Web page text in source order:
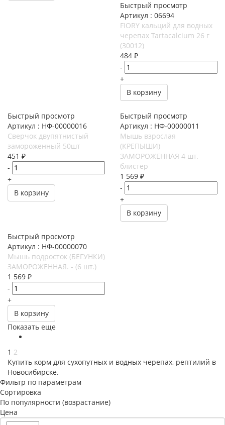
Быстрый просмотр
Артикул : 06694
FIORY кальций для водных
черепах Tartacalcium 26 г
(30012)
484 ₽
-
+
В корзину
Быстрый просмотр
Артикул : НФ-00000016
Сверчок двупятнистый
замороженный 50шт
451 ₽
-
+
В корзину
Быстрый просмотр
Артикул : НФ-00000011
Мышь взрослая
(КРЕПЫШИ)
ЗАМОРОЖЕННАЯ 4 шт.
блистер
1 569 ₽
-
+
В корзину
Быстрый просмотр
Артикул : НФ-00000070
Мышь подросток (БЕГУНКИ)
ЗАМОРОЖЕННАЯ. - (6 шт.)
1 569 ₽
-
+
В корзину
Показать еще
1 2
Купить корм для сухопутных и водных черепах, рептилий в
Новосибирске.
Фильтр по параметрам
Сортировка
По популярности (возрастание)
Цена